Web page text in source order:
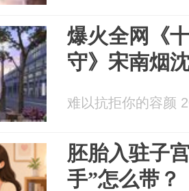
爆火全网《
守》宋南烟
难以抗拒你的容颜
胚胎入驻子
手”怎么带？